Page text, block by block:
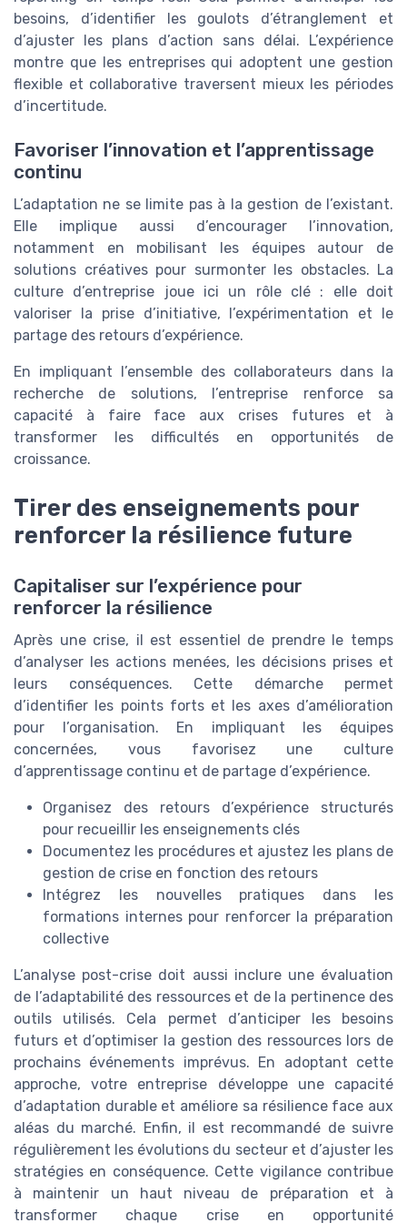
besoins, d’identifier les goulots d’étranglement et
d’ajuster les plans d’action sans délai. L’expérience
montre que les entreprises qui adoptent une gestion
flexible et collaborative traversent mieux les périodes
d’incertitude.
Favoriser l’innovation et l’apprentissage
continu
L’adaptation ne se limite pas à la gestion de l’existant.
Elle implique aussi d’encourager l’innovation,
notamment en mobilisant les équipes autour de
solutions créatives pour surmonter les obstacles. La
culture d’entreprise joue ici un rôle clé : elle doit
valoriser la prise d’initiative, l’expérimentation et le
partage des retours d’expérience.
En impliquant l’ensemble des collaborateurs dans la
recherche de solutions, l’entreprise renforce sa
capacité à faire face aux crises futures et à
transformer les difficultés en opportunités de
croissance.
Tirer des enseignements pour
renforcer la résilience future
Capitaliser sur l’expérience pour
renforcer la résilience
Après une crise, il est essentiel de prendre le temps
d’analyser les actions menées, les décisions prises et
leurs conséquences. Cette démarche permet
d’identifier les points forts et les axes d’amélioration
pour l’organisation. En impliquant les équipes
concernées, vous favorisez une culture
d’apprentissage continu et de partage d’expérience.
Organisez des retours d’expérience structurés
pour recueillir les enseignements clés
Documentez les procédures et ajustez les plans de
gestion de crise en fonction des retours
Intégrez les nouvelles pratiques dans les
formations internes pour renforcer la préparation
collective
L’analyse post-crise doit aussi inclure une évaluation
de l’adaptabilité des ressources et de la pertinence des
outils utilisés. Cela permet d’anticiper les besoins
futurs et d’optimiser la gestion des ressources lors de
prochains événements imprévus. En adoptant cette
approche, votre entreprise développe une capacité
d’adaptation durable et améliore sa résilience face aux
aléas du marché. Enfin, il est recommandé de suivre
régulièrement les évolutions du secteur et d’ajuster les
stratégies en conséquence. Cette vigilance contribue
à maintenir un haut niveau de préparation et à
transformer chaque crise en opportunité